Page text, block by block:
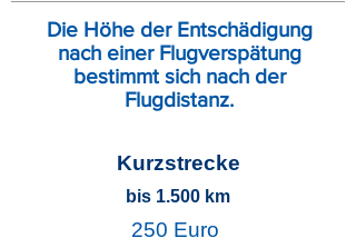
Die Höhe der Entschädigung
nach einer Flugverspätung
bestimmt sich nach der
Flugdistanz.
Kurzstrecke
bis 1.500 km
250 Euro